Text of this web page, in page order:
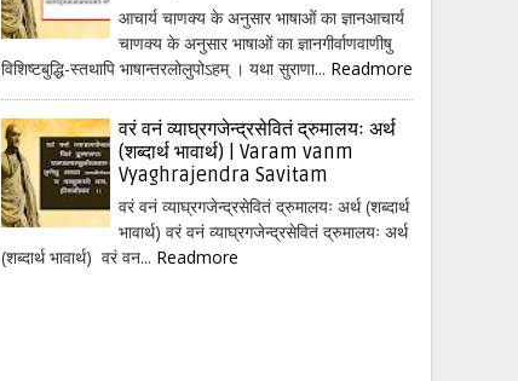
आचार्य चाणक्य के अनुसार भाषाओं का ज्ञानआचार्य
चाणक्य के अनुसार भाषाओं का ज्ञानगीर्वाणवाणीषु
विशिष्टबुद्धि-स्तथापि भाषान्तरलोलुपोऽहम् । यथा सुराणा... Readmore
वरं वनं व्याघ्रगजेन्द्रसेवितं द्रुमालयः अर्थ
(शब्दार्थ भावार्थ) | Varam vanm
Vyaghrajendra Savitam
वरं वनं व्याघ्रगजेन्द्रसेवितं द्रुमालयः अर्थ (शब्दार्थ
भावार्थ) वरं वनं व्याघ्रगजेन्द्रसेवितं द्रुमालयः अर्थ
(शब्दार्थ भावार्थ) वरं वन... Readmore